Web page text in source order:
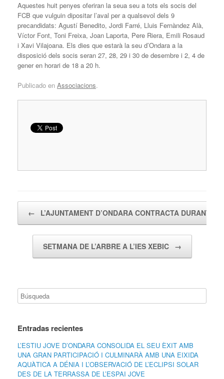
Aquestes huit penyes oferiran la seua seu a tots els socis del
FCB que vulguin dipositar l’aval per a qualsevol dels 9
precandidats: Agustí Benedito, Jordi Farré, Lluis Fernàndez Alà,
Víctor Font, Toni Freixa, Joan Laporta, Pere Riera, Emili Rosaud
i Xavi Vilajoana. Els dies que estarà la seu d’Ondara a la
disposició dels socis seran 27, 28, 29 i 30 de desembre i 2, 4 de
gener en horari de 18 a 20 h.
Publicado en Associacions.
← L’AJUNTAMENT D’ONDARA CONTRACTA DURANT 1…
SETMANA DE L’ARBRE A L’IES XEBIC →
Entradas recientes
L’ESTIU JOVE D’ONDARA CONSOLIDA EL SEU ÈXIT AMB
UNA GRAN PARTICIPACIÓ I CULMINARÀ AMB UNA EIXIDA
AQUÀTICA A DÉNIA I L’OBSERVACIÓ DE L’ECLIPSI SOLAR
DES DE LA TERRASSA DE L’ESPAI JOVE